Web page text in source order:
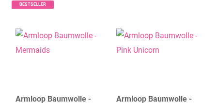
BESTSELLER
Armloop Baumwolle -
Armloop Baumwolle -